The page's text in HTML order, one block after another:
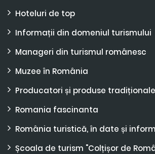
Hoteluri de top
Informații din domeniul turismului
Manageri din turismul românesc
Muzee în România
Producatori și produse
Romania fascinanta
România turistică, în date și
Școala de turism "Colțișor de